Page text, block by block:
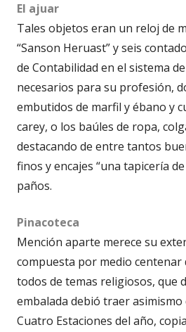
El ajuar
Tales objetos eran un reloj de
“Sanson Heruast” y seis
de Contabilidad en el sistema
necesarios para su profesión,
embutidos de marfil y ébano y
carey, o los baúles de ropa,
destacando de entre tantos
finos y encajes “una tapicería
paños.
Pinacoteca
Mención aparte merece su
compuesta por medio centenar
todos de temas religiosos, que
embalada debió traer asimismo
Cuatro Estaciones del año,